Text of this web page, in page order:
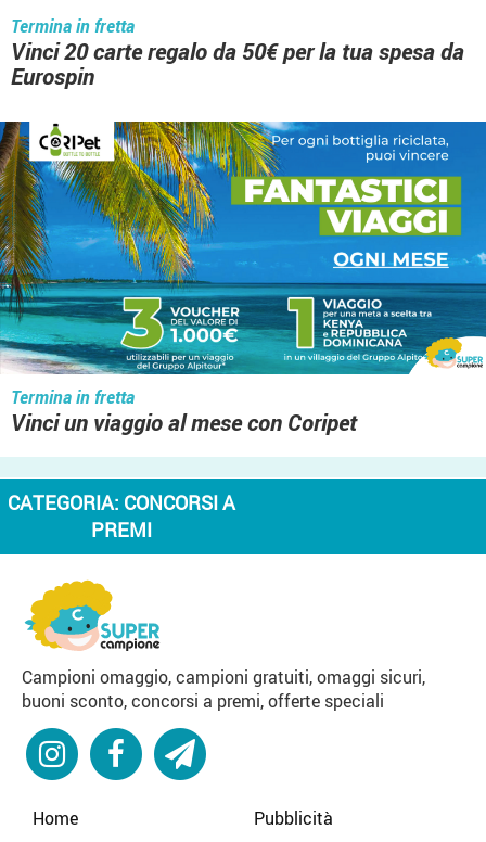
Termina in fretta
Vinci 20 carte regalo da 50€ per la tua spesa da
Eurospin
Termina in fretta
Vinci un viaggio al mese con Coripet
CATEGORIA: CONCORSI A
PREMI
Campioni omaggio, campioni gratuiti, omaggi sicuri,
buoni sconto, concorsi a premi, offerte speciali
Home
Pubblicità